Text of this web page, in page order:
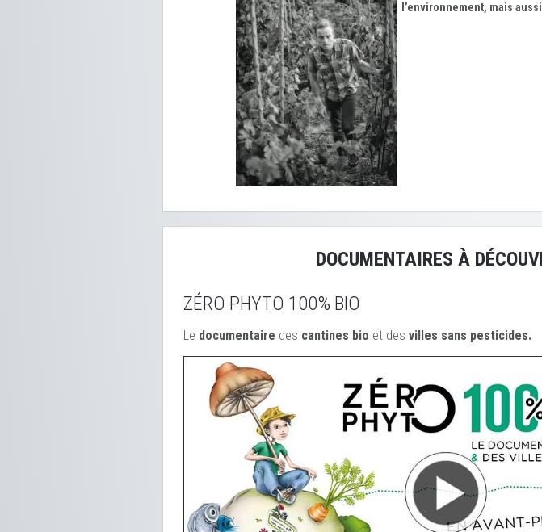
l’environnement, mais
DOCUMENTAIRES À
ZÉRO PHYTO 100% BIO
Le documentaire des cantines bio et des villes sans pesticides.